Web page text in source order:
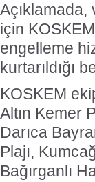
için
engelleme
kurtarıldığı
KOSKEM
Altın Kemer
Darıca
Plajı,
Bağırganlı